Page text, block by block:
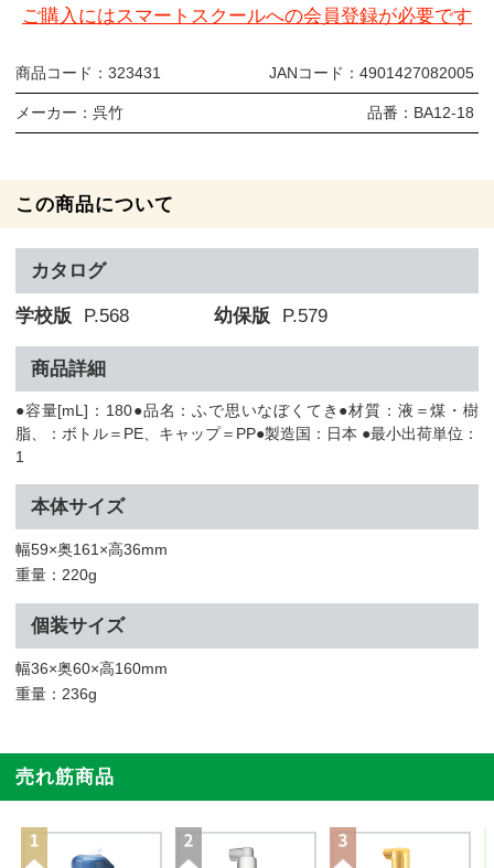
ご購入にはスマートスクールへの会員登録が必要です
商品コード： 323431 JANコード： 4901427082005
メーカー： 呉竹 品番： BA12-18
この商品について
カタログ
学校版 P.568 幼保版 P.579
商品詳細
●容量[mL]：180●品名：ふで思いなぼくてき●材質：液＝煤・樹
脂、：ボトル＝PE、キャップ＝PP●製造国：日本 ●最小出荷単位：
1
本体サイズ
幅59×奥161×高36mm
重量：220g
個装サイズ
幅36×奥60×高160mm
重量：236g
売れ筋商品